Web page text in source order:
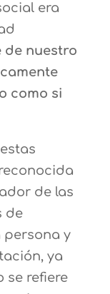
era
de nuestro
como si
de las
de
persona y
ya
se refiere